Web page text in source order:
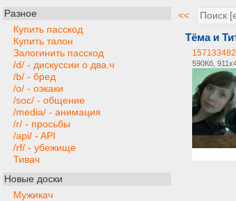
Разное
Купить пасскод
Купить талон
Залогинить пасскод
/d/ - дискуссии о два.ч
/b/ - бред
/o/ - оэкаки
/soc/ - общение
/media/ - анимация
/r/ - просьбы
/api/ - API
/rf/ - убежище
Тивач
Новые доски
Мужикач
<<
Тёма и
590Кб,